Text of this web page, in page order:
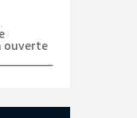
ouverte